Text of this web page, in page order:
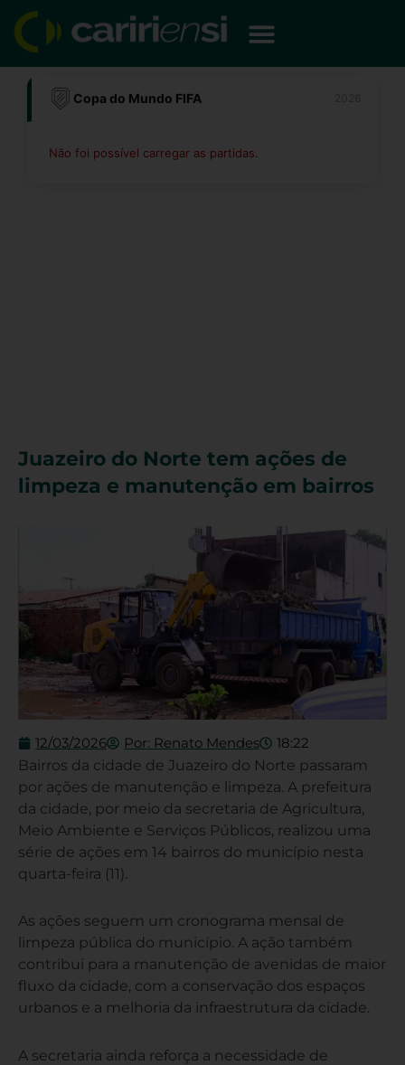
para
conteúdo
Copa do Mundo FIFA
Não foi possível carregar as partidas.
Juazeiro do Norte tem ações de
limpeza e manutenção em bairros
12/03/2026 Por: Renato Mendes 18:22
Bairros da cidade de Juazeiro do Norte passaram
por ações de manutenção e limpeza. A prefeitura
da cidade, por meio da secretaria de Agricultura,
Meio Ambiente e Serviços Públicos, realizou uma
série de ações em 14 bairros do município nesta
quarta-feira (11).
As ações seguem um cronograma mensal de
limpeza pública do município. A ação também
contribui para a manutenção de avenidas de maior
fluxo da cidade, com a conservação dos espaços
urbanos e a melhoria da infraestrutura da cidade.
A secretaria ainda reforça a necessidade de